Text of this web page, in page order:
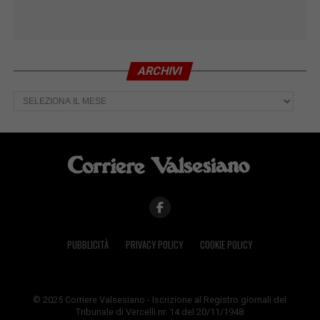
ARCHIVI
Archivi
PUBBLICITÀ PRIVACY POLICY COOKIE POLICY
© 2025 Corriere Valsesiano - Iscrizione al Registro giornali del
Tribunale di Vercelli nr. 14 del 20/11/1948